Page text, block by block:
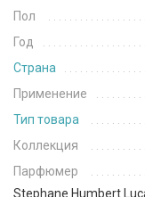
Пол
Год
Страна
Применение
Тип товара
Коллекция
Парфюмер
Stephane Humbert